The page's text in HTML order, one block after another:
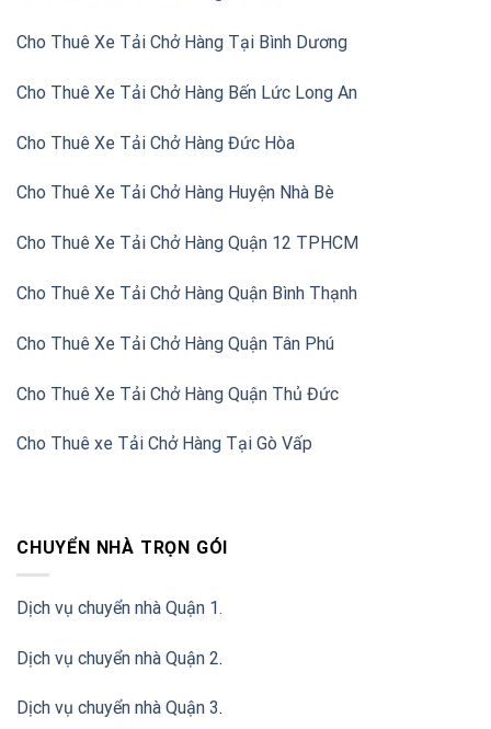
Cho Thuê Xe Tải Chở Hàng Tại Bình Dương
Cho Thuê Xe Tải Chở Hàng Bến Lức Long An
Cho Thuê Xe Tải Chở Hàng Đức Hòa
Cho Thuê Xe Tải Chở Hàng Huyện Nhà Bè
Cho Thuê Xe Tải Chở Hàng Quận 12 TPHCM
Cho Thuê Xe Tải Chở Hàng Quận Bình Thạnh
Cho Thuê Xe Tải Chở Hàng Quận Tân Phú
Cho Thuê Xe Tải Chở Hàng Quận Thủ Đức
Cho Thuê xe Tải Chở Hàng Tại Gò Vấp
CHUYỂN NHÀ TRỌN GÓI
Dịch vụ chuyển nhà Quận 1.
Dịch vụ chuyển nhà Quận 2.
Dịch vụ chuyển nhà Quận 3.